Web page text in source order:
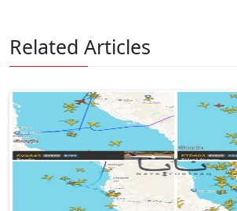
Related Articles